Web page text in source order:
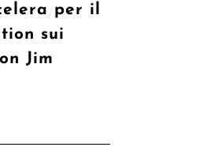
per il
sui
Jim